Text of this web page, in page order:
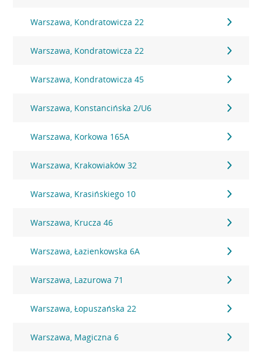
Warszawa, Kondratowicza 22
Warszawa, Kondratowicza 22
Warszawa, Kondratowicza 45
Warszawa, Konstancińska 2/U6
Warszawa, Korkowa 165A
Warszawa, Krakowiaków 32
Warszawa, Krasińskiego 10
Warszawa, Krucza 46
Warszawa, Łazienkowska 6A
Warszawa, Lazurowa 71
Warszawa, Łopuszańska 22
Warszawa, Magiczna 6